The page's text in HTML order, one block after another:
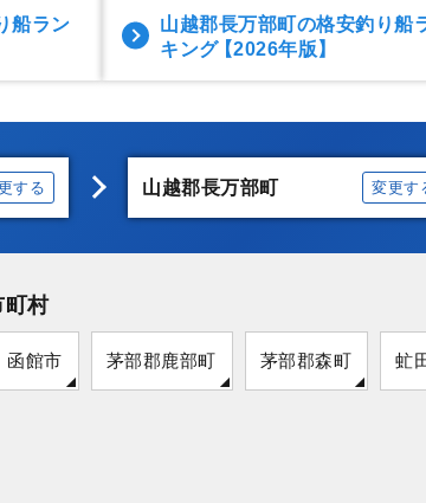
船ラン
山越郡長万部町の格安釣り船
キング【2026年版】
する 山越郡長万部町 変更す
町村
函館市 茅部郡鹿部町 茅部郡森町 虻